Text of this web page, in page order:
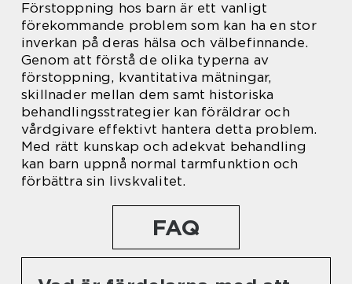
Förstoppning hos barn är ett vanligt
förekommande problem som kan ha en stor
inverkan på deras hälsa och välbefinnande.
Genom att förstå de olika typerna av
förstoppning, kvantitativa mätningar,
skillnader mellan dem samt historiska
behandlingsstrategier kan föräldrar och
vårdgivare effektivt hantera detta problem.
Med rätt kunskap och adekvat behandling
kan barn uppnå normal tarmfunktion och
förbättra sin livskvalitet.
FAQ